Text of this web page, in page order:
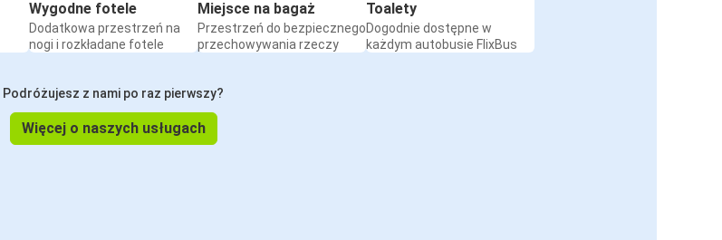
Wygodne fotele
Dodatkowa przestrzeń na
nogi i rozkładane fotele
Miejsce na bagaż
Przestrzeń do bezpiecznego
przechowywania rzeczy
Toalety
Dogodnie dostępne w
każdym autobusie FlixBus
Podróżujesz z nami po raz pierwszy?
Więcej o naszych usługach